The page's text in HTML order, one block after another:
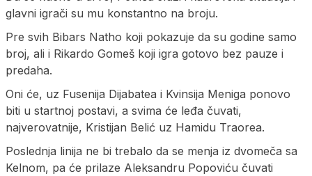
glavni igrači su mu konstantno na broju.
Pre svih Bibars Natho koji pokazuje da su godine samo
broj, ali i Rikardo Gomeš koji igra gotovo bez pauze i
predaha.
Oni će, uz Fusenija Dijabatea i Kvinsija Meniga ponovo
biti u startnoj postavi, a svima će leđa čuvati,
najverovatnije, Kristijan Belić uz Hamidu Traorea.
Poslednja linija ne bi trebalo da se menja iz dvomeča sa
Kelnom, pa će prilaze Aleksandru Popoviću čuvati